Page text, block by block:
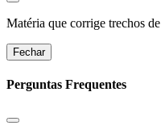
Matéria que corrige trechos
Fechar
Perguntas Frequentes